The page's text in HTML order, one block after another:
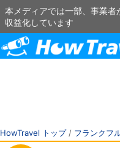
本メディアでは一部、事業
収益化しています
HowTravel トップ/ フランクフ